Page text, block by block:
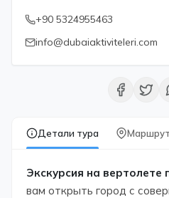
Детали тура
Экскурсия на
вам открыть город с
+90 5324955463
info@dubaiaktiviteleri.com